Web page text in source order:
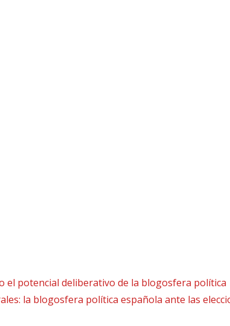
el potencial deliberativo de la blogosfera política​
la blogosfera política española ante las